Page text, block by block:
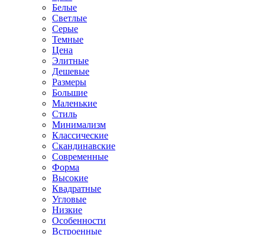
Белые
Светлые
Серые
Темные
Цена
Элитные
Дешевые
Размеры
Большие
Маленькие
Стиль
Минимализм
Классические
Скандинавские
Современные
Форма
Высокие
Квадратные
Угловые
Низкие
Особенности
Встроенные